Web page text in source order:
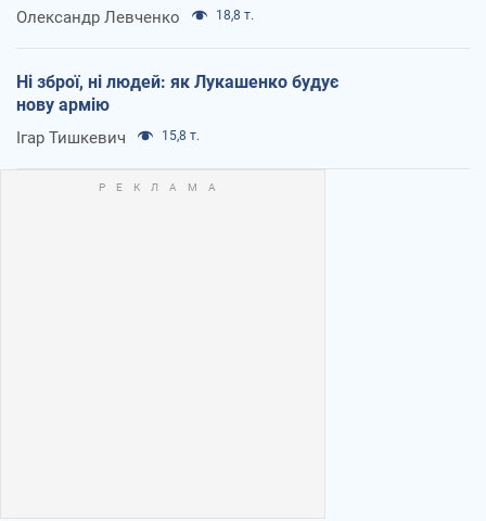
Олександр Левченко 18,8 т.
Ні зброї, ні людей: як Лукашенко будує
нову армію
Ігар Тишкевич 15,8 т.